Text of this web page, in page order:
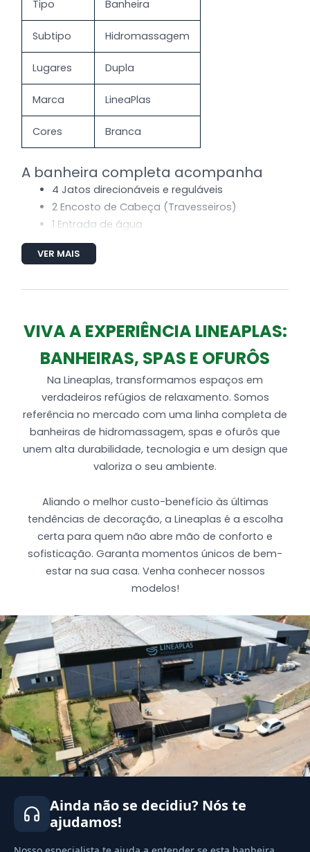
Tipo Banheira
Subtipo Hidromassagem
Lugares Dupla
Marca LineaPlas
Cores Branca
A banheira completa acompanha
4 Jatos direcionáveis e reguláveis
2 Encosto de Cabeça (Travesseiros)
1 Entrada de água
1 Saída de água
1 Sucção
Tubulação de água e ar
Produzida em acrílico.
VER MAIS
VIVA A EXPERIÊNCIA LINEAPLAS:
BANHEIRAS, SPAS E OFURÔS
Na Lineaplas, transformamos espaços em
verdadeiros refúgios de relaxamento. Somos
referência no mercado com uma linha completa de
banheiras de hidromassagem, spas e ofurôs que
unem alta durabilidade, tecnologia e um design que
valoriza o seu ambiente.
Aliando o melhor custo-benefício às últimas
tendências de decoração, a Lineaplas é a escolha
certa para quem não abre mão de conforto e
sofisticação. Garanta momentos únicos de bem-
estar na sua casa. Venha conhecer nossos
modelos!
Ainda não se decidiu? Nós te
ajudamos!